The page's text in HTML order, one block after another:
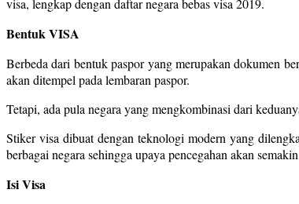
visa, lengkap dengan daftar negara bebas visa 2019.
Bentuk VISA
Berbeda dari bentuk paspor yang merupakan dokumen
akan ditempel pada lembaran paspor.
Tetapi, ada pula negara yang mengkombinasi dari
Stiker visa dibuat dengan teknologi modern yang
berbagai negara sehingga upaya pencegahan akan
Isi Visa